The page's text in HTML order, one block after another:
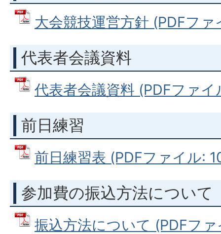
大会競技運営方針 (PDFフ
代表者会議資料
代表者会議資料 (PDFファ
前日練習
前日練習表 (PDFファイル:
参加費の振込方法について
振込方法について (PDFフ